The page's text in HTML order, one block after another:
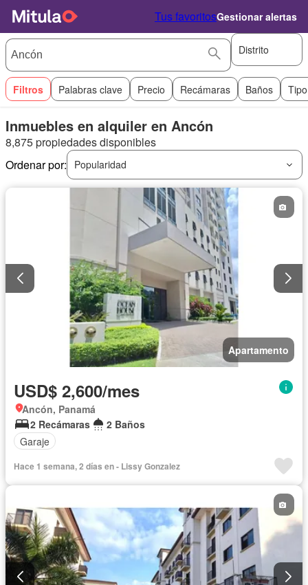
Tus favoritosGestionar alertas
Distrito
Filtros Palabras clave Precio Recámaras Baños
Inmuebles en alquiler en Ancón
8,875 propiedades disponibles
Ordenar por:
Popularidad
Apartamento
USD$ 2,600/mes
Ancón, Panamá
2 Recámaras
2 Baños
Garaje
Hace 1 semana, 2 días en - Lissy Gonzalez